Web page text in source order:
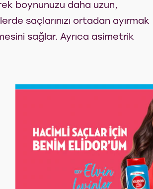
boynunuzu daha uzun,
saçlarınızı ortadan ayırmak
sağlar. Ayrıca asimetrik